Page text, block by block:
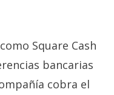
Square Cash
bancarias
cobra el